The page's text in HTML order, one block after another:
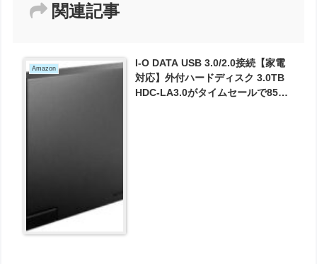
関連記事
Amazon
I-O DATA USB 3.0/2.0接続【家電
対応】外付ハードディスク 3.0TB
HDC-LA3.0がタイムセールで8500